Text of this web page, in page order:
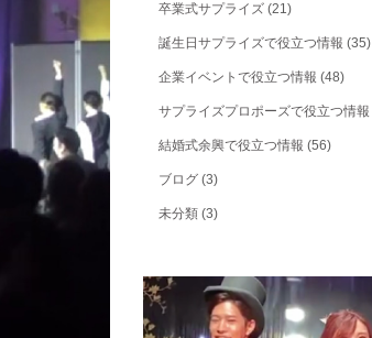
卒業式サプライズ(21)
誕生日サプライズで役立つ情報 (35)
企業イベントで役立つ情報 (48)
サプライズプロポーズで役立つ情報
結婚式余興で役立つ情報 (56)
ブログ(3)
未分類(3)